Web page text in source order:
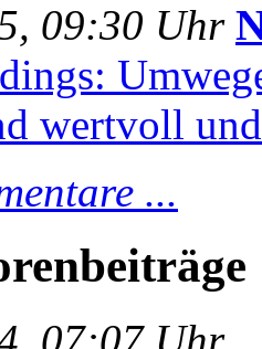
09:30 Uhr
wertvoll
...